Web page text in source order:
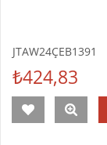
JTAW24ÇEB1391
₺424,83